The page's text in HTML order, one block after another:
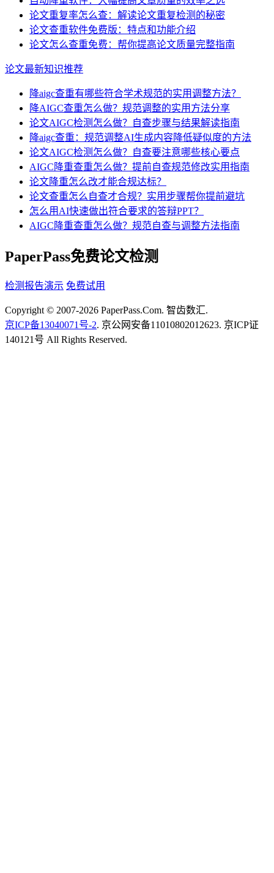
论文重复率怎么查：解读论文重复检测的秘密
论文查重软件免费版：特点和功能介绍
论文怎么查重免费：帮你提高论文质量完整指南
论文最新知识推荐
降aigc查重有哪些符合学术规范的实用调整方法？
降AIGC查重怎么做？规范调整的实用方法分享
论文AIGC检测怎么做？自查步骤与结果解读指南
降aigc查重：规范调整AI生成内容降低疑似度的方法
论文AIGC检测怎么做？自查要注意哪些核心要点
AIGC降重查重怎么做？提前自查规范修改实用指南
论文降重怎么改才能合规达标？
论文查重怎么自查才合规？实用步骤帮你提前避坑
怎么用AI快速做出符合要求的答辩PPT？
AIGC降重查重怎么做？规范自查与调整方法指南
PaperPass免费论文检测
检测报告演示 免费试用
Copyright © 2007-2026 PaperPass.Com. 智齿数汇.
京ICP备13040071号-2. 京公网安备11010802012623. 京ICP证
140121号 All Rights Reserved.